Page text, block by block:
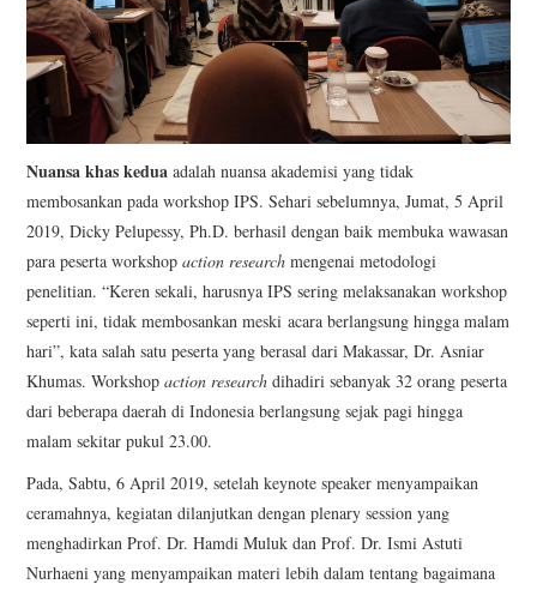
Nuansa khas keduaadalah nuansa akademisi yang tidak
membosankan pada workshop IPS. Sehari sebelumnya, Jumat, 5 April
2019, Dicky Pelupessy, Ph.D. berhasil dengan baik membuka wawasan
para peserta workshopaction research mengenai metodologi
penelitian. “Keren sekali, harusnya IPS sering melaksanakan workshop
seperti ini, tidak membosankan meski acara berlangsung hingga malam
hari”, kata salah satu peserta yang berasal dari Makassar, Dr. Asniar
Khumas. Workshopaction research dihadiri sebanyak 32 orang peserta
dari beberapa daerah di Indonesia berlangsung sejak pagi hingga
malam sekitar pukul 23.00.
Pada, Sabtu, 6 April 2019, setelah keynote speaker menyampaikan
ceramahnya, kegiatan dilanjutkan dengan plenary session yang
menghadirkan Prof. Dr. Hamdi Muluk dan Prof. Dr. Ismi Astuti
Nurhaeni yang menyampaikan materi lebih dalam tentang bagaimana